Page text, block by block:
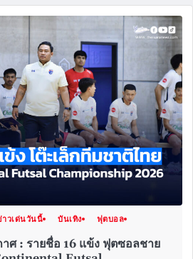
าวเด่นวันนี้ บันเทิง
ฟุตบอล
ศ : รายชื่อ 16 แข้ง ฟุตซอลชาย